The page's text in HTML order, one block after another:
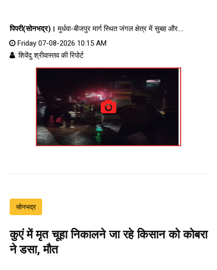
पिपरी(सोनभद्र)। मुर्धवा-बीजपुर मार्ग स्थित जंगल क्षेत्र में सुबह और....
Friday 07-08-2026 10:15 AM
: शिवेंदु श्रीवास्तव की रिपोर्ट
सोनभद्र
कुएं में मृत चूहा निकालने जा रहे किसान को कोबरा
ने डसा, मौत